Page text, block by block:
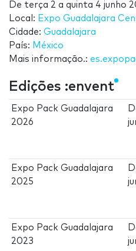
De terça 2 a quinta 4 junho
Local: Expo Guadalajara
Cidade: Guadalajara
País: México
Mais informação.:
Edições :envent
Expo Pack Guadalajara
2026
Expo Pack Guadalajara
2025
Expo Pack Guadalajara
2023